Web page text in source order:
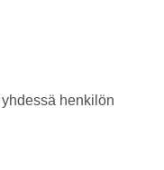
henkilön